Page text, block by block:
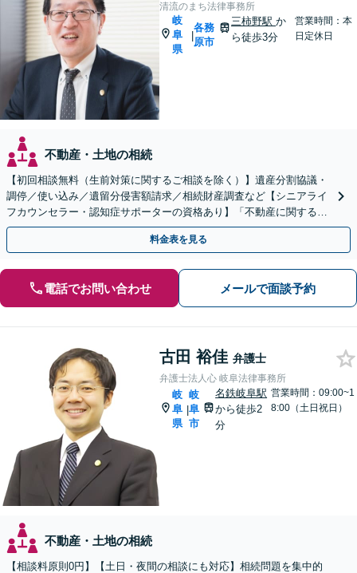
清流のまち法律事務所
岐
阜
県
|
各務
原市
三柿野駅か
ら徒歩3分
営業時間：本
日定休日
不動産・土地の相続
【初回相談無料（生前対策に関するご相談を除く）】遺産分割協議・
調停／使い込み／遺留分侵害額請求／相続財産調査など【シニアライ
フカウンセラー・認知症サポーターの資格あり】「不動産に関する相
続もお任せください」【当日・夜間相談可（要相談）】
料金表を見る
電話でお問い合わせ メールで面談予約
古田 裕佳 弁護士
弁護士法人心 岐阜法律事務所
岐
阜
県
|
岐
阜
市
名鉄岐阜駅
から徒歩2
分
営業時間：09:00~1
8:00（土日祝日）
不動産・土地の相続
【相談料原則0円】【土日・夜間の相談にも対応】相続問題を集中的